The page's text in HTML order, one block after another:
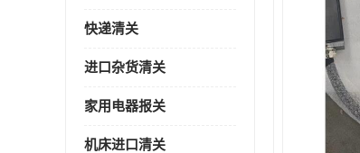
快递清关
进口杂货清关
家用电器报关
机床进口清关